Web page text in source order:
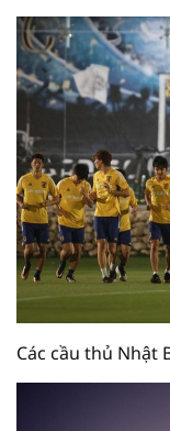
Các cầu thủ Nhật